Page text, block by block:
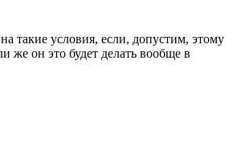
такие условия, если, допустим, этому
же он это будет делать вообще в